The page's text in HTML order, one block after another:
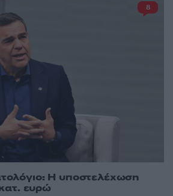
Η υποστελέχωση
ευρώ
8